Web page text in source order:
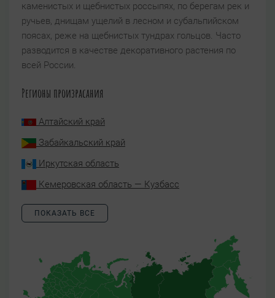
каменистых и щебнистых россыпях, по берегам рек и
ручьев, днищам ущелий в лесном и субальпийском
поясах, реже на щебнистых тундрах гольцов. Часто
разводится в качестве декоративного растения по
всей России.
Регионы произрасания
Алтайский край
Забайкальский край
Иркутская область
Кемеровская область — Кузбасс
ПОКАЗАТЬ ВСЕ